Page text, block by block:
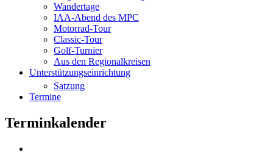
Wandertage
IAA-Abend des MPC
Motorrad-Tour
Classic-Tour
Golf-Turnier
Aus den Regionalkreisen
Unterstützungseinrichtung
Satzung
Termine
Terminkalender